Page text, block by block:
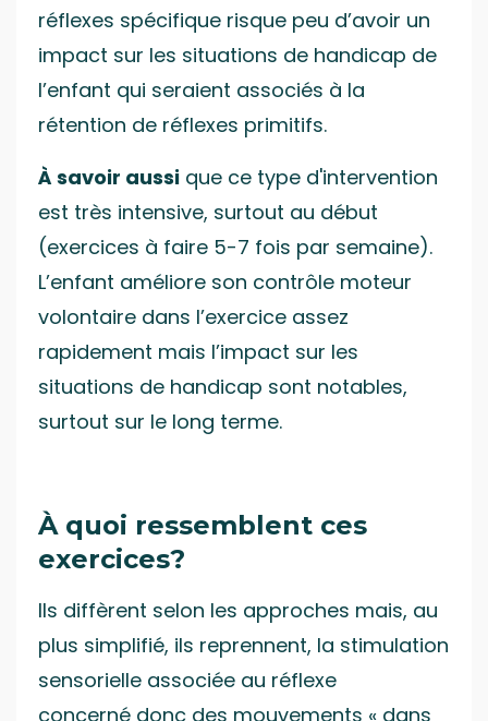
réflexes spécifique risque peu d’avoir un
impact sur les situations de handicap de
l’enfant qui seraient associés à la
rétention de réflexes primitifs.
À savoir aussi que ce type d'intervention
est très intensive, surtout au début
(exercices à faire 5-7 fois par semaine).
L’enfant améliore son contrôle moteur
volontaire dans l’exercice assez
rapidement mais l’impact sur les
situations de handicap sont notables,
surtout sur le long terme.
À quoi ressemblent ces
exercices?
Ils diffèrent selon les approches mais, au
plus simplifié, ils reprennent, la stimulation
sensorielle associée au réflexe
concerné donc des mouvements « dans